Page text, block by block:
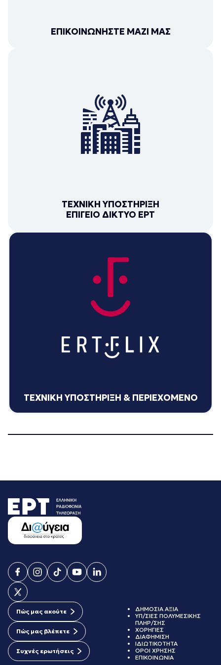
ΕΠΙΚΟΙΝΩΝΗΣΤΕ ΜΑΖΙ ΜΑΣ
ΤΕΧΝΙΚΗ ΥΠΟΣΤΗΡΙΞΗ
ΕΠΙΓΕΙΟ ΔΙΚΤΥΟ ΕΡΤ
ΤΕΧΝΙΚΗ ΥΠΟΣΤΗΡΙΞΗ & ΠΕΡΙΕΧΟΜΕΝΟ
Πώς μας ακούτε
Πώς μας βλέπετε
Συχνές ερωτήσεις
ΔΗΜΟΣΙΑ ΑΞΙΑ
ΥΠ/ΣΙΕΣ ΠΟΛΥΜΕΣΙΚΗΣ
ΠΛΗΡ/ΣΗΣ
ΧΟΡΗΓΙΕΣ
ΔΙΑΦΗΜΙΣΗ
ΙΔΙΩΤΙΚΟΤΗΤΑ
ΟΡΟΙ ΧΡΗΣΗΣ
ΕΠΙΚΟΙΝΩΝΙΑ